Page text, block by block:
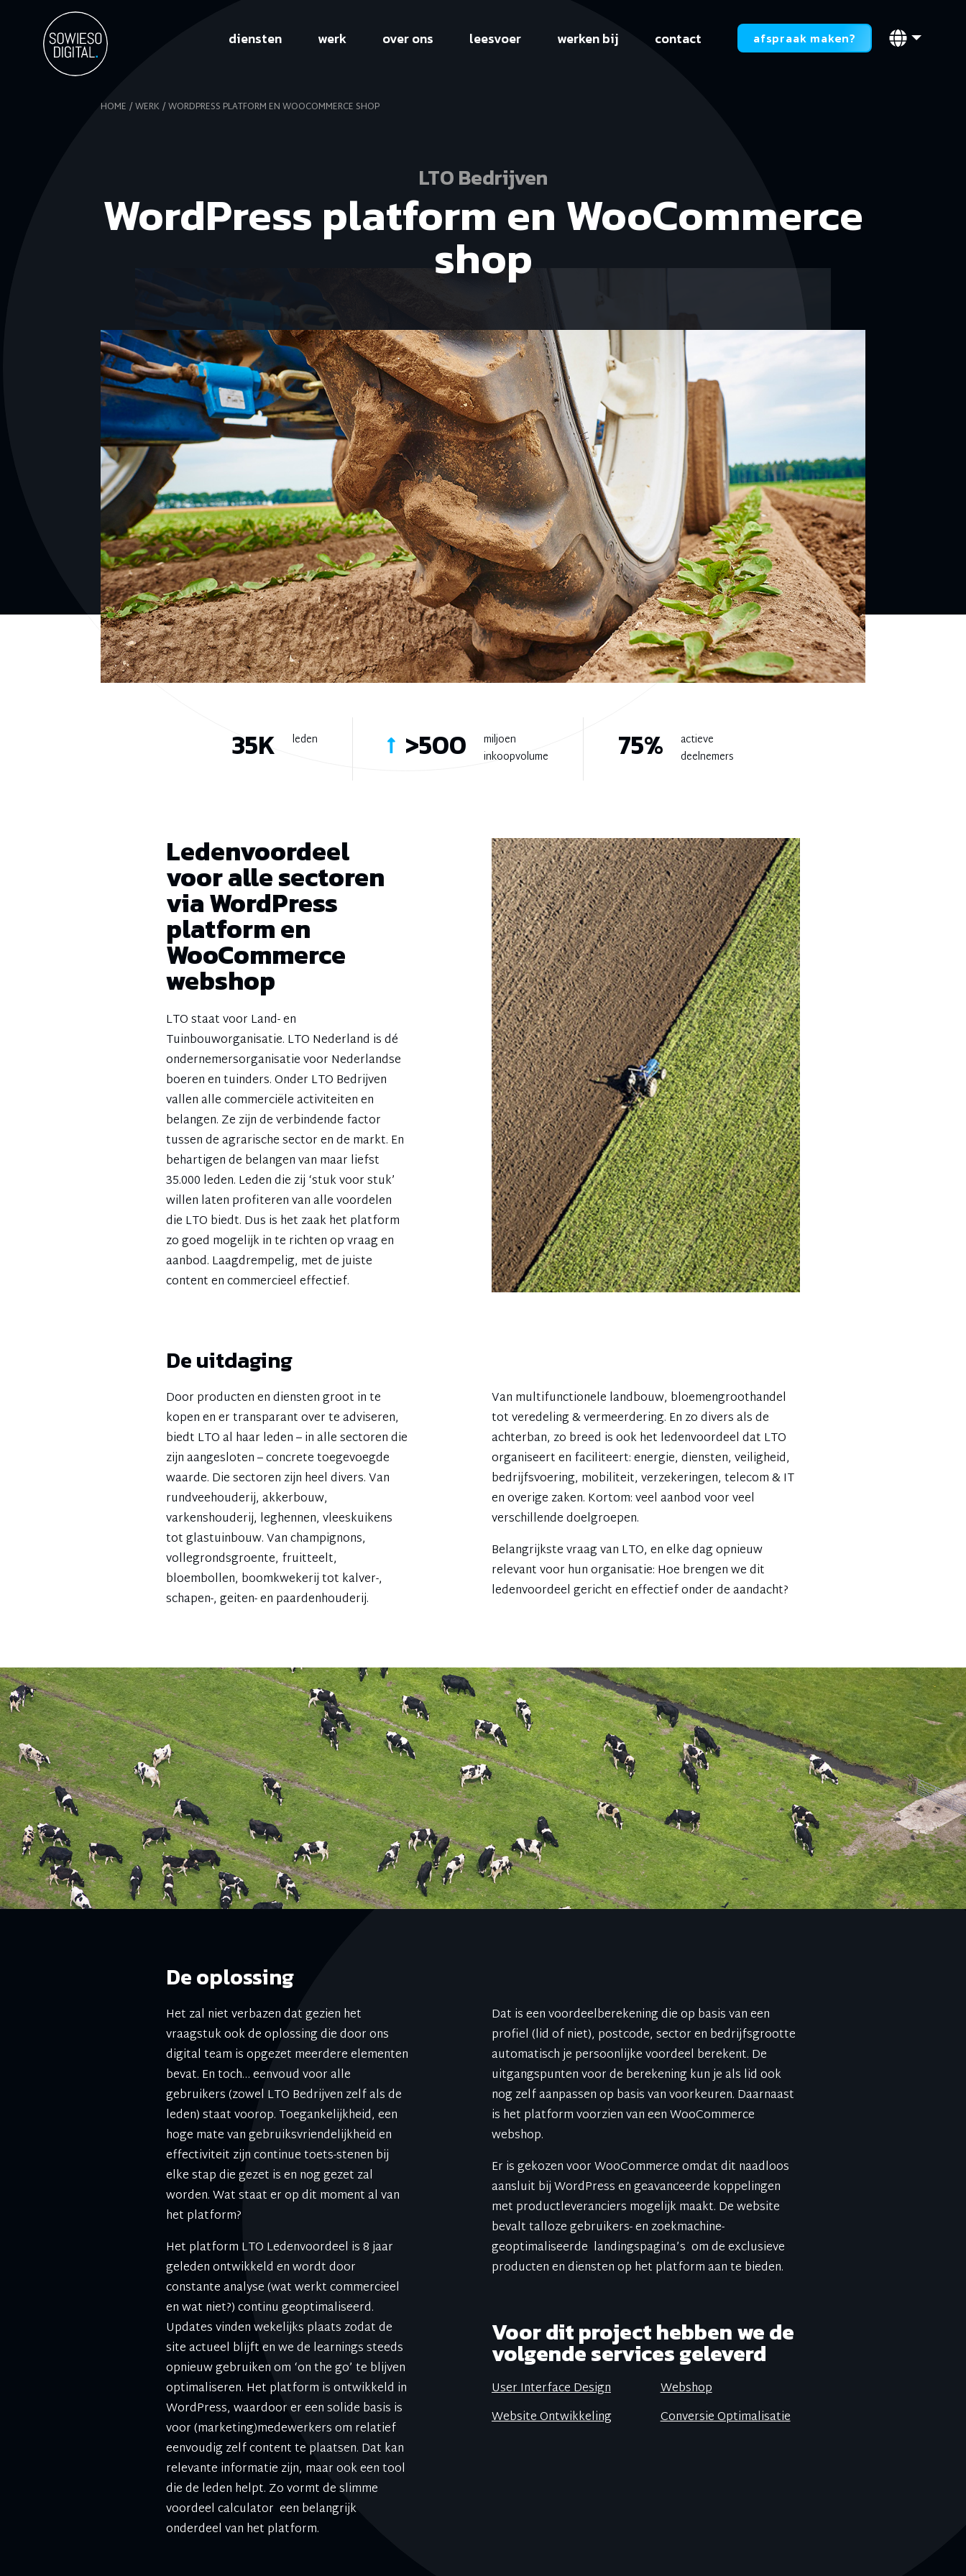
SowiesoDigital
diensten werk over ons leesvoer werken bij contact afspraak maken?
HOME WERK WORDPRESS PLATFORM EN WOOCOMMERCE SHOP
LTO Bedrijven
WordPress platform en WooCommerce
shop
35K leden >500
miljoen
inkoopvolume
75%
actieve
deelnemers
Ledenvoordeel
voor alle sectoren
via WordPress
platform en
WooCommerce
webshop
LTO staat voor Land- en
Tuinbouworganisatie. LTO Nederland is dé
ondernemersorganisatie voor Nederlandse
boeren en tuinders. Onder LTO Bedrijven
vallen alle commerciële activiteiten en
belangen. Ze zijn de verbindende factor
tussen de agrarische sector en de markt. En
behartigen de belangen van maar liefst
35.000 leden. Leden die zij ‘stuk voor stuk’
willen laten profiteren van alle voordelen
die LTO biedt. Dus is het zaak het platform
zo goed mogelijk in te richten op vraag en
aanbod. Laagdrempelig, met de juiste
content en commercieel effectief.
De uitdaging
Door producten en diensten groot in te
kopen en er transparant over te adviseren,
biedt LTO al haar leden – in alle sectoren die
zijn aangesloten – concrete toegevoegde
waarde. Die sectoren zijn heel divers. Van
rundveehouderij, akkerbouw,
varkenshouderij, leghennen, vleeskuikens
tot glastuinbouw. Van champignons,
vollegrondsgroente, fruitteelt,
bloembollen, boomkwekerij tot kalver-,
schapen-, geiten- en paardenhouderij.
Van multifunctionele landbouw, bloemengroothandel
tot veredeling & vermeerdering. En zo divers als de
achterban, zo breed is ook het ledenvoordeel dat LTO
organiseert en faciliteert: energie, diensten, veiligheid,
bedrijfsvoering, mobiliteit, verzekeringen, telecom & IT
en overige zaken. Kortom: veel aanbod voor veel
verschillende doelgroepen.
Belangrijkste vraag van LTO, en elke dag opnieuw
relevant voor hun organisatie: Hoe brengen we dit
ledenvoordeel gericht en effectief onder de aandacht?
De oplossing
Het zal niet verbazen dat gezien het
vraagstuk ook de oplossing die door ons
digital team is opgezet meerdere elementen
bevat. En toch… eenvoud voor alle
gebruikers (zowel LTO Bedrijven zelf als de
leden) staat voorop. Toegankelijkheid, een
hoge mate van gebruiksvriendelijkheid en
effectiviteit zijn continue toets-stenen bij
elke stap die gezet is en nog gezet zal
worden. Wat staat er op dit moment al van
het platform?
Het platform LTO Ledenvoordeel is 8 jaar
geleden ontwikkeld en wordt door
constante analyse (wat werkt commercieel
en wat niet?) continu geoptimaliseerd.
Updates vinden wekelijks plaats zodat de
site actueel blijft en we de learnings steeds
opnieuw gebruiken om ‘on the go’ te blijven
optimaliseren. Het platform is ontwikkeld in
WordPress, waardoor er een solide basis is
voor (marketing)medewerkers om relatief
eenvoudig zelf content te plaatsen. Dat kan
relevante informatie zijn, maar ook een tool
die de leden helpt. Zo vormt de slimme
voordeel calculator een belangrijk
onderdeel van het platform.
Dat is een voordeelberekening die op basis van een
profiel (lid of niet), postcode, sector en bedrijfsgrootte
automatisch je persoonlijke voordeel berekent. De
uitgangspunten voor de berekening kun je als lid ook
nog zelf aanpassen op basis van voorkeuren. Daarnaast
is het platform voorzien van een WooCommerce
webshop.
Er is gekozen voor WooCommerce omdat dit naadloos
aansluit bij WordPress en geavanceerde koppelingen
met productleveranciers mogelijk maakt. De website
bevalt talloze gebruikers- en zoekmachine-
geoptimaliseerde landingspagina’s om de exclusieve
producten en diensten op het platform aan te bieden.
Voor dit project hebben we de
volgende services geleverd
User Interface Design
Website Ontwikkeling
Webshop
Conversie Optimalisatie